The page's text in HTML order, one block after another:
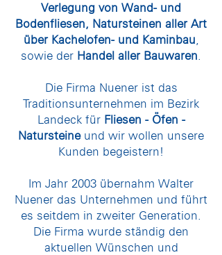
Verlegung von Wand- und
Bodenfliesen, Natursteinen aller Art
über Kachelofen- und Kaminbau,
sowie der Handel aller Bauwaren.
Die Firma Nuener ist das
Traditionsunternehmen im Bezirk
Landeck für Fliesen - Öfen -
Natursteineund wir wollen unsere
Kunden begeistern!
Im Jahr 2003 übernahm Walter
Nuener das Unternehmen und führt
es seitdem in zweiter Generation.
Die Firma wurde ständig den
aktuellen Wünschen und